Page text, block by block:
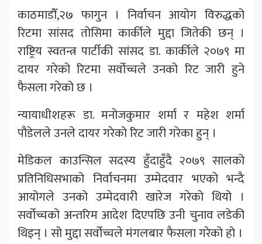
काठमाडौँ,२७ फागुन । निर्वाचन आयोग विरुद्धको
रिटमा सांसद तोसिमा कार्कीले मुद्दा जितेकी छन् ।
राष्ट्रिय स्वतन्त्र पार्टीकी सांसद डा. कार्कीले २०७९ मा
दायर गरेको रिटमा सर्वोच्चले उनको रिट जारी हुने
फैसला गरेको छ ।
न्यायाधीशहरू डा. मनोजकुमार शर्मा र महेश शर्मा
पौडेलले उनले दायर गरेको रिट जारी गरेका हुन् ।
मेडिकल काउन्सिल सदस्य हुँदाहुँदै २०७९ सालको
प्रतिनिधिसभाको निर्वाचनमा उम्मेदवार भएको भन्दै
आयोगले उनको उम्मेदवारी खारेज गरेको थियो ।
सर्वोच्चको अन्तरिम आदेश दिएपछि उनी चुनाव लडेकी
थिइन् । सो मुद्दा सर्वोच्चले मंगलबार फैसला गरेको हो ।